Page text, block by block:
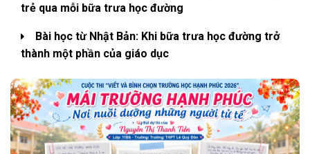
trẻ qua mỗi bữa trưa học đường
Bài học từ Nhật Bản: Khi bữa trưa học đường trở
thành một phần của giáo dục